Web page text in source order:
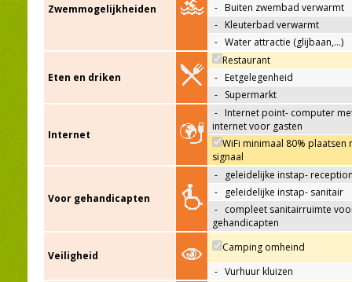
Zwemmogelijkheiden
- Buiten zwembad verwarmt
- Kleuterbad verwarmt
- Water attractie (glijbaan,…)
Eten en driken
Restaurant
- Eetgelegenheid
- Supermarkt
Internet
- Internet point- computer
internet voor gasten
WiFi minimaal 80% plaatsen
signaal
Voor gehandicapten
-
geleidelijke instap-
-
geleidelijke instap- sanitair
- compleet sanitairruimte
gehandicapten
Veiligheid
Camping omheind
- Vurhuur kluizen